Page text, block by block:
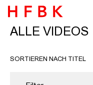
Zu den Filtern
Zur Metanavigation
Zur Hauptnavigation
Zur Suche
Zum Inhalt
Zum Seitenfuss
ALLE VIDEOS
ALLE VIDEOS
SORTIEREN NACH TITEL